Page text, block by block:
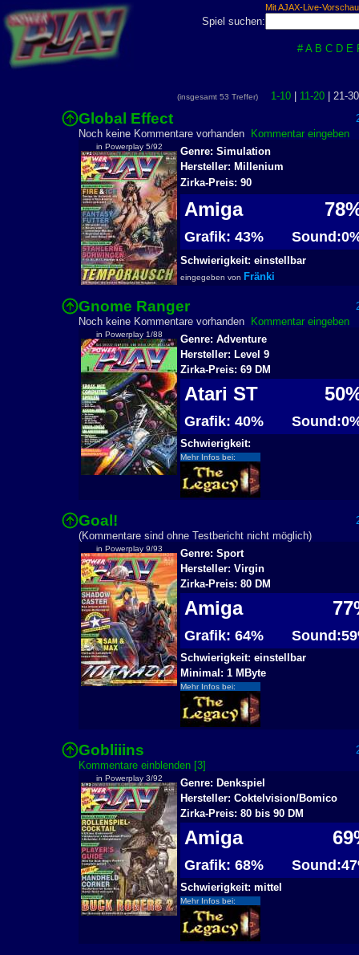
Mit AJAX-Live-
Spiel suchen:
# A B C D E
(insgesamt 53 Treffer) 1-10 11-20 | 21-
Global Effect
Noch keine Kommentare vorhanden
Kommentar eingeben
in Powerplay 5/92
Genre: Simulation
Hersteller: Millenium
Zirka-Preis: 90
Amiga
Grafik: 43%
Schwierigkeit: einstellbar
eingegeben von Fränki
Gnome Ranger
Noch keine Kommentare vorhanden
Kommentar eingeben
in Powerplay 1/88
Genre: Adventure
Hersteller: Level 9
Zirka-Preis: 69 DM
Atari ST
Grafik: 40%
Schwierigkeit:
Mehr Infos bei:
Goal!
(Kommentare sind ohne Testbericht nicht möglich)
in Powerplay 9/93
Genre: Sport
Hersteller: Virgin
Zirka-Preis: 80 DM
Amiga
Grafik: 64%
Schwierigkeit: einstellbar
Minimal: 1 MByte
Mehr Infos bei:
Gobliiins
Kommentare einblenden [3]
in Powerplay 3/92
Genre: Denkspiel
Hersteller: Coktelvision/Bomico
Zirka-Preis: 80 bis 90 DM
Amiga
Grafik: 68%
Schwierigkeit: mittel
Mehr Infos bei: